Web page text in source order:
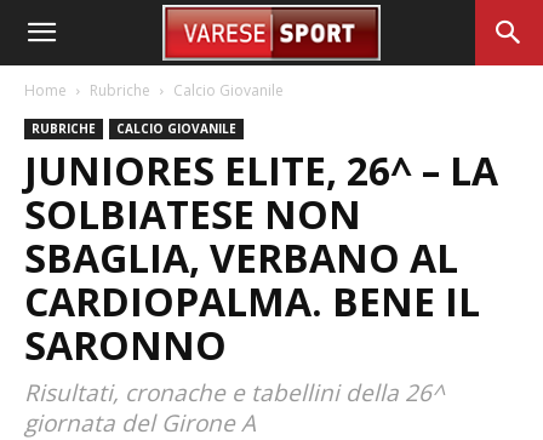
Home Rubriche Calcio Giovanile
RUBRICHE CALCIO GIOVANILE
JUNIORES ELITE, 26^ – LA
SOLBIATESE NON
SBAGLIA, VERBANO AL
CARDIOPALMA. BENE IL
SARONNO
Risultati, cronache e tabellini della 26^
giornata del Girone A